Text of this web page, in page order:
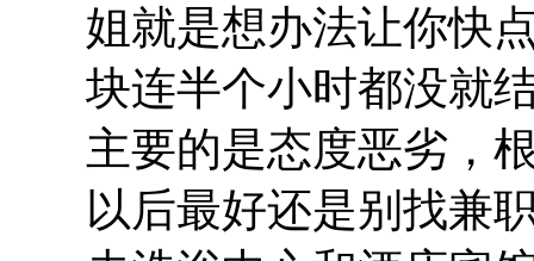
姐就是想办法让你快
块连半个小时都没就
主要的是态度恶劣，
以后最好还是别找兼